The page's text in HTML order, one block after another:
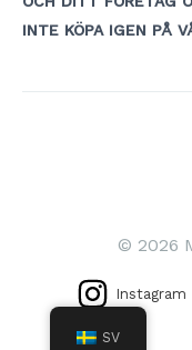
INTE KÖPA IGEN PÅ
© 2026
Instagram
SV